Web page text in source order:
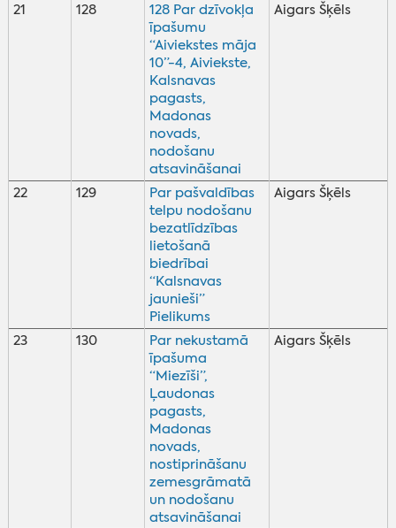
21 128
128 Par dzīvokļa
īpašumu
“Aiviekstes māja
10”-4, Aiviekste,
Kalsnavas
pagasts,
Madonas
novads,
nodošanu
atsavināšanai
Aigars Šķēls
22 129
Par pašvaldības
telpu nodošanu
bezatlīdzības
lietošanā
biedrībai
“Kalsnavas
jaunieši”
Pielikums
Aigars Šķēls
23 130
Par nekustamā
īpašuma
“Miezīši”,
Ļaudonas
pagasts,
Madonas
novads,
nostiprināšanu
zemesgrāmatā
un nodošanu
atsavināšanai
Aigars Šķēls